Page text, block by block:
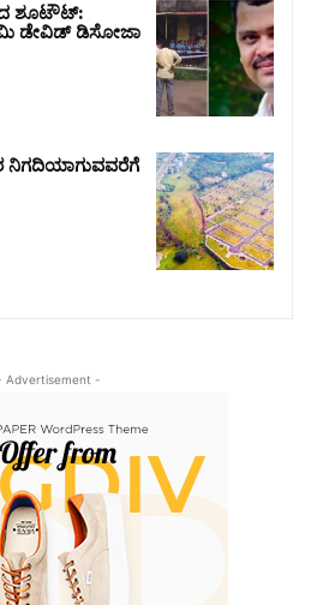
ಶೂಟೌಟ್‌:
ಡೇವಿಡ್ ಡಿಸೋಜಾ
Advertisement -